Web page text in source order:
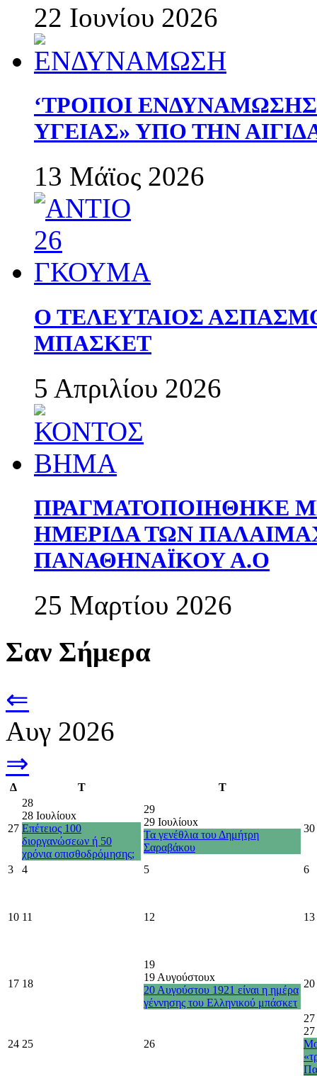
22 Ιουνίου 2026
‘ΤΡΟΠΟΙ
ΥΓΕΙΑΣ» ΥΠΟ ΤΗΝ
13 Μάϊος 2026
Ο ΤΕΛΕΥΤΑΙΟΣ
ΜΠΑΣΚΕΤ
5 Απριλίου 2026
ΠΡΑΓΜΑΤΟΠΟΙΗΘΗΚΕ
ΗΜΕΡΙΔΑ ΤΩΝ
ΠΑΝΑΘΗΝΑΪΚΟΥ Α.Ο
25 Μαρτίου 2026
Σαν Σήμερα
⇐
Αυγ 2026
⇒
Δ Τ Τ
27
28
28 Ιουλίουx
Επέτειος 100
διοργανώσεων ή 50
χρόνια οπισθοδρόμησης;
29
29 Ιουλίουx
Τα γενέθλια του Δημήτρη
Σαραβάκου
30
3 4 5 6
10 11 12 13
17 18
19
19 Αυγούστουx
20 Αυγούστου 1921 είναι η ημέρα
γέννησης του Ελληνικού μπάσκετ
20
24 25 26
27